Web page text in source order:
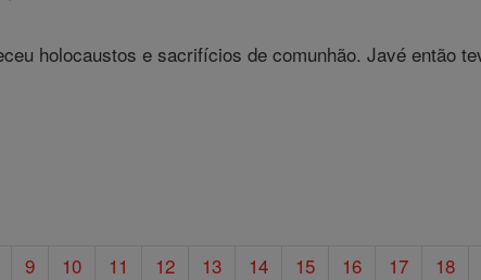
holocaustos e sacrifícios de comunhão. Javé então
9 10 11 12 13 14 15 16 17 18